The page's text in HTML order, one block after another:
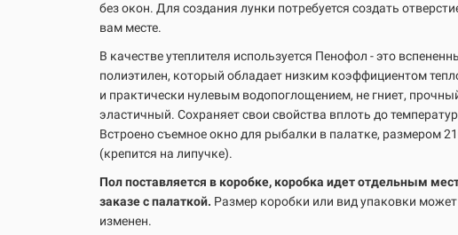
без окон. Для создания лунки потребуется создать
вам месте.
В качестве утеплителя используется Пенофол - это
полиэтилен, который обладает низким коэффициентом
и практически нулевым водопоглощением, не гниет,
эластичный. Сохраняет свои свойства вплоть до
Встроено съемное окно для рыбалки в палатке, размером
(крепится на липучке).
Пол поставляется в коробке, коробка идет отдельным
заказе с палаткой. Размер коробки или вид упаковки
изменен.